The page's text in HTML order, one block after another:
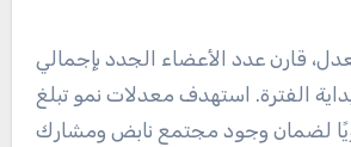
قارن عدد الأعضاء الجدد بإجمالي
الفترة. استهدف معدلات نمو تبلغ
لضمان وجود مجتمع نابض ومشارك